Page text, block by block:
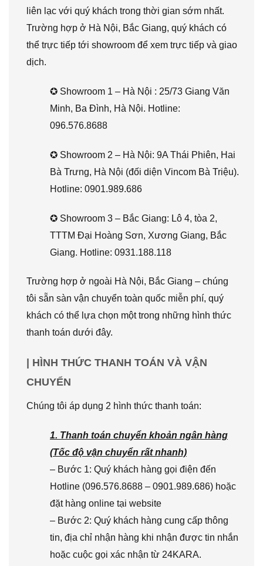
liên lạc với quý khách trong thời gian sớm nhất.
Trường hợp ở Hà Nội, Bắc Giang, quý khách có
thể trực tiếp tới showroom để xem trực tiếp và giao
dịch.
✪ Showroom 1 – Hà Nội : 25/73 Giang Văn
Minh, Ba Đình, Hà Nội. Hotline:
096.576.8688
✪ Showroom 2 – Hà Nội: 9A Thái Phiên, Hai
Bà Trưng, Hà Nội (đối diện Vincom Bà Triệu).
Hotline: 0901.989.686
✪ Showroom 3 – Bắc Giang: Lô 4, tòa 2,
TTTM Đại Hoàng Sơn, Xương Giang, Bắc
Giang. Hotline: 0931.188.118
Trường hợp ở ngoài Hà Nội, Bắc Giang – chúng
tôi sẵn sàn vận chuyển toàn quốc miễn phí, quý
khách có thể lựa chọn một trong những hình thức
thanh toán dưới đây.
| HÌNH THỨC THANH TOÁN VÀ VẬN
CHUYỂN
Chúng tôi áp dụng 2 hình thức thanh toán:
1. Thanh toán chuyển khoản ngân hàng
(Tốc độ vận chuyển rất nhanh)
– Bước 1: Quý khách hàng gọi điện đến
Hotline (096.576.8688 – 0901.989.686) hoặc
đặt hàng online tại website
– Bước 2: Quý khách hàng cung cấp thông
tin, địa chỉ nhận hàng khi nhận được tin nhắn
hoặc cuộc gọi xác nhận từ 24KARA.